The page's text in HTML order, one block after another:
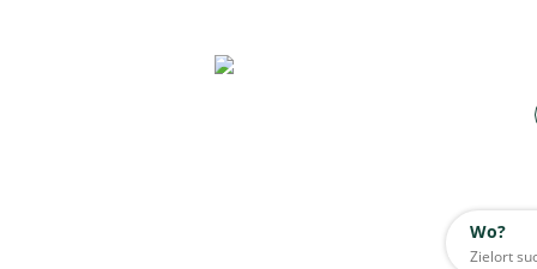
Wo?
Wo?